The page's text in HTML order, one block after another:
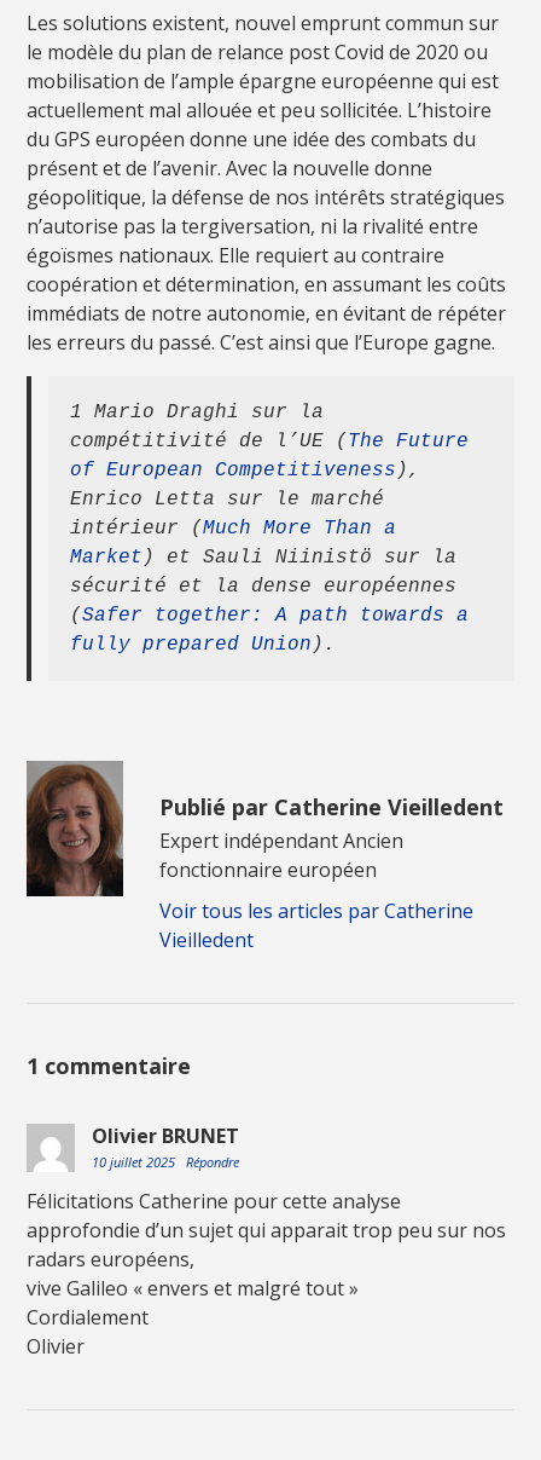
Les solutions existent, nouvel emprunt commun sur
le modèle du plan de relance post Covid de 2020 ou
mobilisation de l’ample épargne européenne qui est
actuellement mal allouée et peu sollicitée. L’histoire
du GPS européen donne une idée des combats du
présent et de l’avenir. Avec la nouvelle donne
géopolitique, la défense de nos intérêts stratégiques
n’autorise pas la tergiversation, ni la rivalité entre
égoïsmes nationaux. Elle requiert au contraire
coopération et détermination, en assumant les coûts
immédiats de notre autonomie, en évitant de répéter
les erreurs du passé. C’est ainsi que l’Europe gagne.
1 Mario Draghi sur la
compétitivité de l’UE (The Future
of European Competitiveness ),
Enrico Letta sur le marché
intérieur (Much More Than a
Market ) et Sauli Niinistö sur la
sécurité et la dense européennes
(Safer together: A path towards a
fully prepared Union ).
Publié par Catherine Vieilledent
Expert indépendant Ancien
fonctionnaire européen
Voir tous les articles par Catherine
Vieilledent
1 commentaire
Olivier BRUNET
10 juillet 2025 Répondre
Félicitations Catherine pour cette analyse
approfondie d’un sujet qui apparait trop peu sur nos
radars européens,
vive Galileo « envers et malgré tout »
Cordialement
Olivier